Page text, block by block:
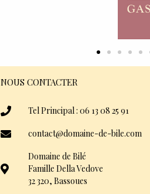
NOUS CONTACTER
Tel Principal : 06 13 08 25 91
contact@domaine-de-bile.com
Domaine de Bilé
Famille Della Vedove
32 320, Bassoues